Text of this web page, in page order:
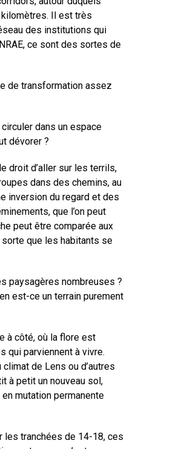
Il est très
des institutions qui
ce sont des sortes de
de transformation assez
dans un espace
dévorer ?
droit d’aller sur les terrils,
dans des chemins, au
inversion du regard et des
que l’on peut
peut être comparée aux
que les habitants se
paysagères nombreuses ?
est-ce un terrain purement
à côté, où la flore est
qui parviennent à vivre.
de Lens ou d’autres
à petit un nouveau sol,
mutation permanente
les tranchées de 14-18, ces